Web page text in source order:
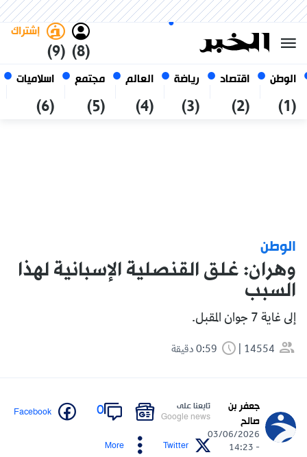
الوطن
(1)
اقتصاد
(2)
رياضة
(3)
العالم
(4)
مجتمع
(5)
اسلاميات
(6)
(8)
إشتراك
(9)
أغسطس 2026
الجزائر
الوطن
وهران: غلق القنصلية الإسبانية لهذا
السبب
إلى غاية 7 جوان المقبل.
14554
جعفر بن
صالح
03/06/2026
- 14:23
تابعنا على
Google news
0
Facebook
Twitter
More